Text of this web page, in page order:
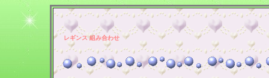
レギンス 組み合わせ